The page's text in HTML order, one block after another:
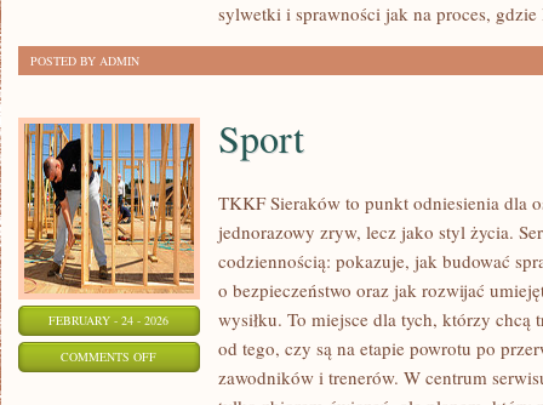
sylwetki i sprawności jak na proces, gdzie
POSTED BY ADMIN
FEBRUARY - 24 - 2026
COMMENTS OFFON
Sport
TKKF Sieraków to punkt odniesienia dla
jednorazowy zryw, lecz jako styl życia.
codziennością: pokazuje, jak budować
o bezpieczeństwo oraz jak rozwijać
wysiłku. To miejsce dla tych, którzy chcą
od tego, czy są na etapie powrotu po
zawodników i trenerów. W centrum